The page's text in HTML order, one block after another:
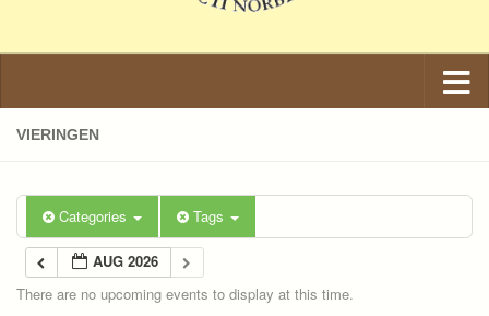
VIERINGEN
Categories Tags
AUG 2026
There are no upcoming events to display at this time.